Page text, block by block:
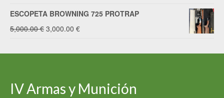
ESCOPETA BROWNING 725 PROTRAP
5,000.00€ El
5,000.00 €.
3,000.00 €El
3,000.00 €.
IV Armas y Munición